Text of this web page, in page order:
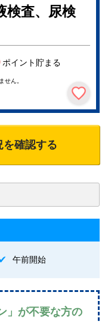
検査、尿検
ポイント貯まる
せん。
確認する
午前開始
」が不要な方の